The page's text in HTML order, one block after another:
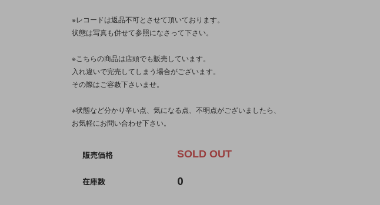
※レコードは返品不可とさせて頂いております。
状態は写真も併せて参照になさって下さい。
※こちらの商品は店頭でも販売しています。
入れ違いで完売してしまう場合がございます。
その際はご容赦下さいませ。
※状態など分かり辛い点、気になる点、不明点がございましたら、
お気軽にお問い合わせ下さい。
販売価格 SOLD OUT
在庫数 0